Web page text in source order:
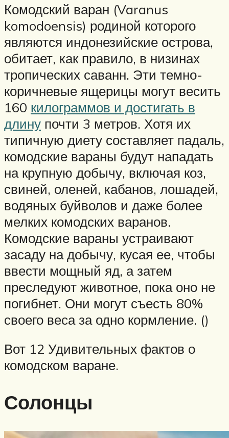
Комодский варан (Varanus
komodoensis) родиной которого
являются индонезийские острова,
обитает, как правило, в низинах
тропических саванн. Эти темно-
коричневые ящерицы могут весить
160 килограммов и достигать в
длину почти 3 метров. Хотя их
типичную диету составляет падаль,
комодские вараны будут нападать
на крупную добычу, включая коз,
свиней, оленей, кабанов, лошадей,
водяных буйволов и даже более
мелких комодских варанов.
Комодские вараны устраивают
засаду на добычу, кусая ее, чтобы
ввести мощный яд, а затем
преследуют животное, пока оно не
погибнет. Они могут съесть 80%
своего веса за одно кормление. ()
Вот 12 Удивительных фактов о
комодском варане.
Солонцы